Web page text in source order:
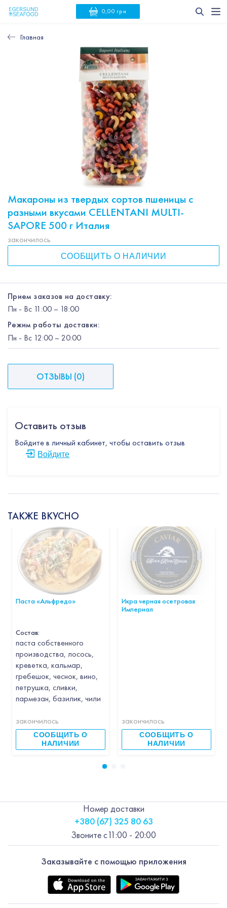
0,00 грн
Главная
Макароны из твердых сортов пшеницы с
разными вкусами CELLENTANI MULTI-
SAPORE 500 г Италия
закончилось
СООБЩИТЬ О НАЛИЧИИ
Прием заказов на доставку:
Пн - Вс 11:00 – 18:00
Режим работы доставки:
Пн - Вс 12:00 – 20:00
ОТЗЫВЫ (0)
Оставить отзыв
Войдите в личный кабинет, чтобы оставить отзыв
Войдите
ТАКЖЕ ВКУСНО
Паста «Альфредо»
Состав:
паста собственного
производства, лосось,
креветка, кальмар,
гребешок, чеснок, вино,
петрушка, сливки,
пармезан, базилик, чили
закончилось
СООБЩИТЬ О
НАЛИЧИИ
Икра черная осетровая
Империал
закончилось
СООБЩИТЬ О
НАЛИЧИИ
Заказывайте с помощью приложения
Номер доставки
+380 (67) 325 80 63
Звоните с11:00 - 20:00